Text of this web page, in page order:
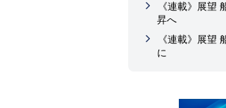
《連載》展望
昇へ
《連載》展望
に